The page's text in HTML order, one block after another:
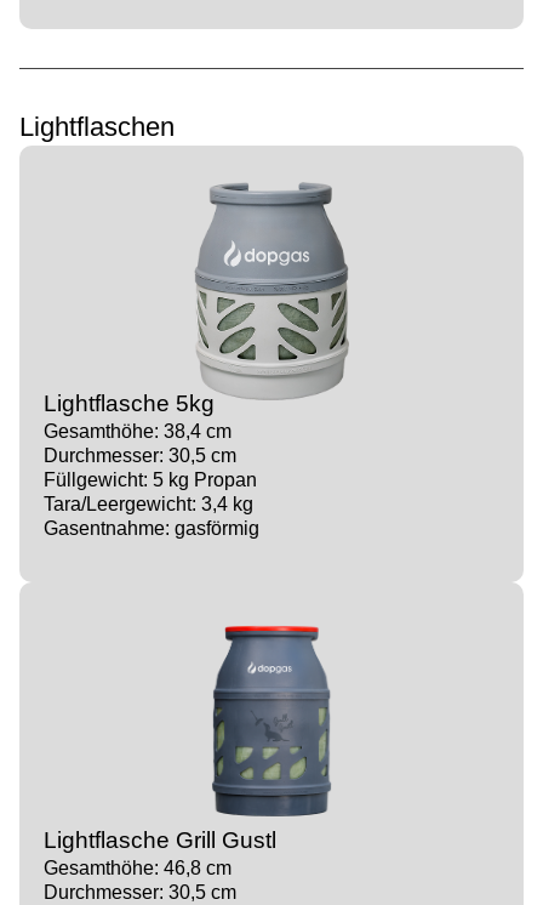
Lightflaschen
Lightflasche 5kg
Gesamthöhe: 38,4 cm
Durchmesser: 30,5 cm
Füllgewicht: 5 kg Propan
Tara/Leergewicht: 3,4 kg
Gasentnahme: gasförmig
Lightflasche Grill Gustl
Gesamthöhe: 46,8 cm
Durchmesser: 30,5 cm